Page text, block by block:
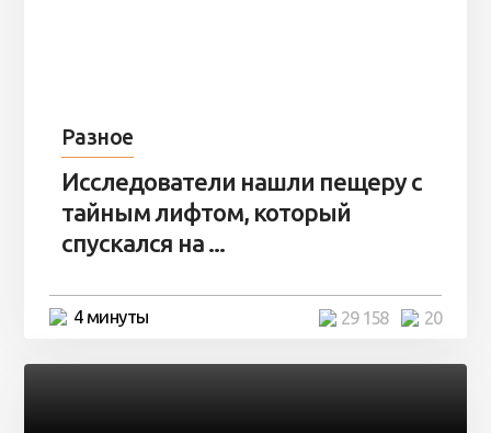
Разное
Исследователи нашли пещеру с
тайным лифтом, который
спускался на ...
4 минуты 20
29 158